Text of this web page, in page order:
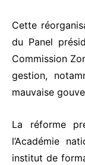
Cette
du Panel
Commission
gestion,
mauvaise
La réforme
l’Académie
institut de